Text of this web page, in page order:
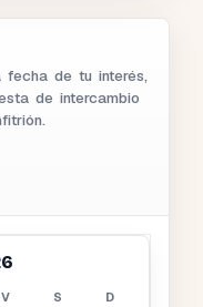
de tu interés,
de intercambio
V S D